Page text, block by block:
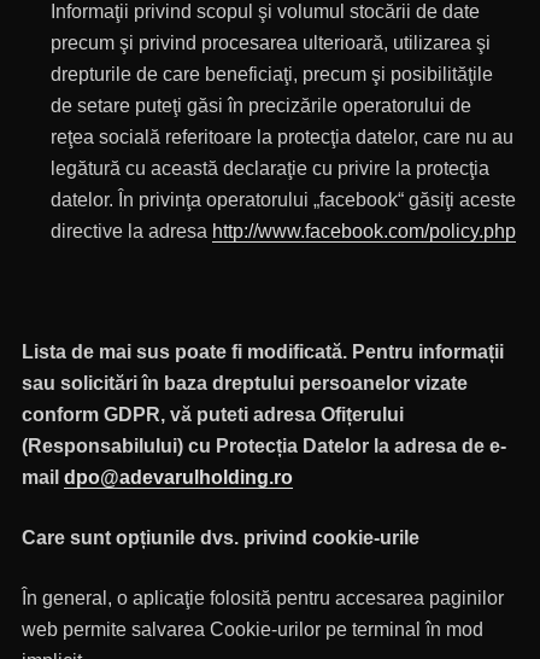
Informaţii privind scopul şi volumul stocării de date
precum şi privind procesarea ulterioară, utilizarea şi
drepturile de care beneficiaţi, precum şi posibilităţile
de setare puteţi găsi în precizările operatorului de
reţea socială referitoare la protecţia datelor, care nu au
legătură cu această declaraţie cu privire la protecţia
datelor. În privinţa operatorului „facebook“ găsiţi aceste
directive la adresa http://www.facebook.com/policy.php
Lista de mai sus poate fi modificată. Pentru informații
sau solicitări în baza dreptului persoanelor vizate
conform GDPR, vă puteti adresa Ofițerului
(Responsabilului) cu Protecția Datelor la adresa de e-
mail dpo@adevarulholding.ro
Care sunt opțiunile dvs. privind cookie-urile
În general, o aplicaţie folosită pentru accesarea paginilor
web permite salvarea Cookie-urilor pe terminal în mod